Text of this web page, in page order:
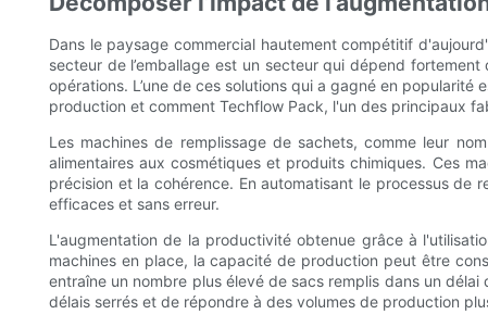
Dans le paysage commercial hautement compétitif
secteur de l’emballage est un secteur qui dépend
opérations. L’une de ces solutions qui a gagné en
production et comment Techflow Pack, l'un des principaux
Les machines de remplissage de sachets, comme leur
alimentaires aux cosmétiques et produits chimiques. Ces
précision et la cohérence. En automatisant le processus de
efficaces et sans erreur.
L'augmentation de la productivité obtenue grâce à
machines en place, la capacité de production peut être
entraîne un nombre plus élevé de sacs remplis dans un
délais serrés et de répondre à des volumes de production